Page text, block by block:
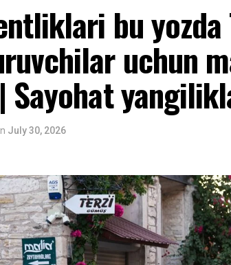
bu
uchun
Sayohat
July 30, 2026